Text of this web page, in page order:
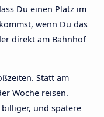
Du einen Platz im
wenn Du das
direkt am Bahnhof
Statt am
Woche reisen.
und spätere